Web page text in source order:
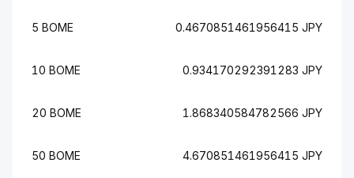
5 BOME 0.4670851461956415 JPY
10 BOME 0.934170292391283 JPY
20 BOME 1.868340584782566 JPY
50 BOME 4.670851461956415 JPY